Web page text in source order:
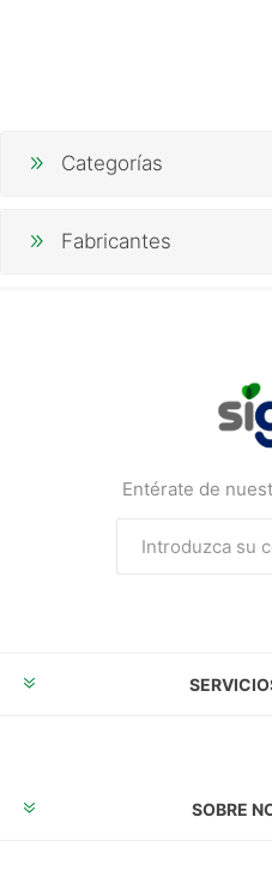
Categorías
Fabricantes
Entérate de
SOBRE